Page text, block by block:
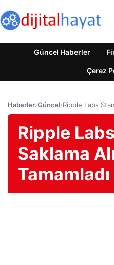
Güncel Haberler
Çerez
Haberler›Güncel›Ripple Labs
Ripple
Saklama
Tamamladı